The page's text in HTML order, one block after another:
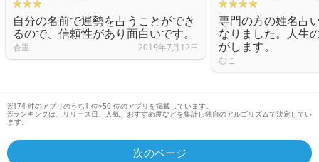
自分の名前で運勢を占うことができ
るので、信頼性があり面白いです。
杏里 2019年7月12日
専門の方の姓名占
なりました。人生
がします。
むこ
※174 件のアプリのうち1 位~50 位のアプリを掲載しています。
※ランキングは、リリース日、人気、おすすめ度などを集計し独自のアルゴリズムで決定してい
ます。
次のページ